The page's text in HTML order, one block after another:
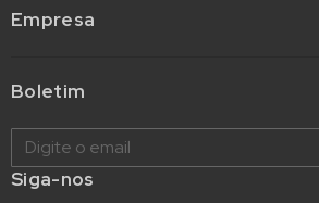
Empresa
Boletim
Siga-nos